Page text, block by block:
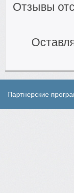
Отзывы
Партнерские